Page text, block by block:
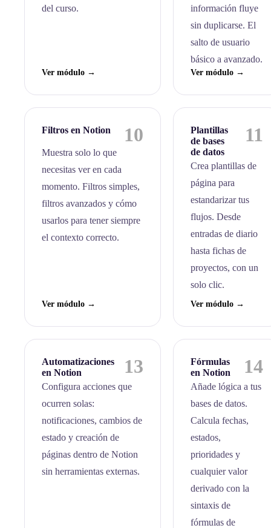
del curso.
Ver módulo →
información fluye
sin duplicarse. El
salto de usuario
básico a avanzado.
Ver módulo →
Filtros en Notion 10
Muestra solo lo que
necesitas ver en cada
momento. Filtros simples,
filtros avanzados y cómo
usarlos para tener siempre
el contexto correcto.
Ver módulo →
Plantillas
de bases
de datos
11
Crea plantillas de
página para
estandarizar tus
flujos. Desde
entradas de diario
hasta fichas de
proyectos, con un
solo clic.
Ver módulo →
Automatizaciones
en Notion
13
Configura acciones que
ocurren solas:
notificaciones, cambios de
estado y creación de
páginas dentro de Notion
sin herramientas externas.
Fórmulas
en Notion
14
Añade lógica a tus
bases de datos.
Calcula fechas,
estados,
prioridades y
cualquier valor
derivado con la
sintaxis de
fórmulas de